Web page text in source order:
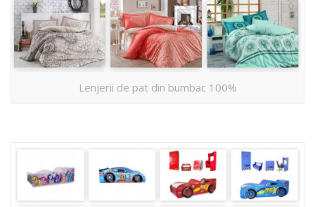
Lenjerii de pat din bumbac 100%